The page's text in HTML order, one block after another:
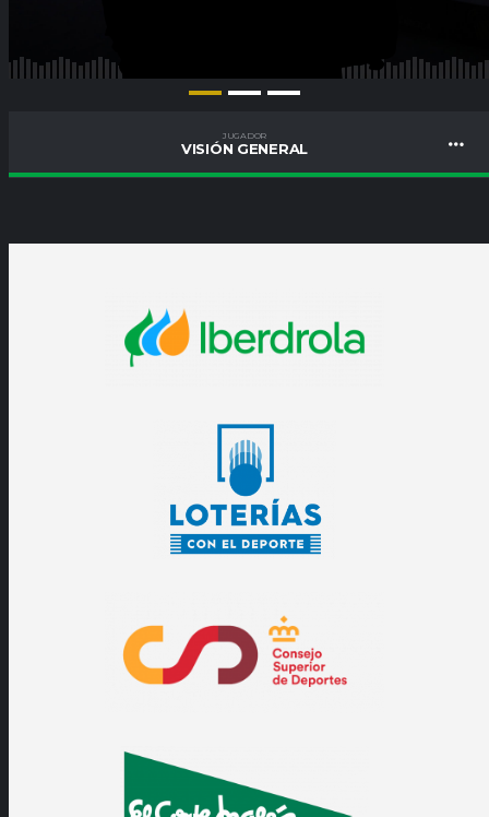
JUGADOR
VISIÓN GENERAL